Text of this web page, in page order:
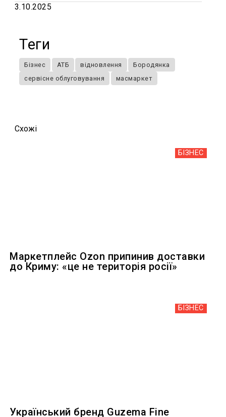
3.10.2025
Теги
Бізнес АТБ відновлення
Бородянка
сервісне облуговування
масмаркет
Схожi
БІЗНЕС
Маркетплейс Ozon припинив доставки
до Криму: «це не територія росії»
БІЗНЕС
Український бренд Guzema Fine